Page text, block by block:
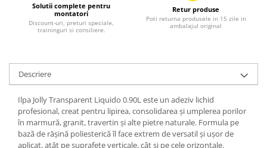
Solutii complete pentru
montatori
Discount-uri, preturi speciale,
traininguri si consiliere.
Retur produse
Poti returna produsele in 15 zile in
ambalajul original
Descriere
Ilpa Jolly Transparent Liquido 0.90L este un adeziv lichid
profesional, creat pentru lipirea, consolidarea și umplerea porilor
în marmură, granit, travertin și alte pietre naturale. Formula pe
bază de rășină poliesterică îl face extrem de versatil și ușor de
aplicat, atât pe suprafețe verticale, cât și pe cele orizontale.